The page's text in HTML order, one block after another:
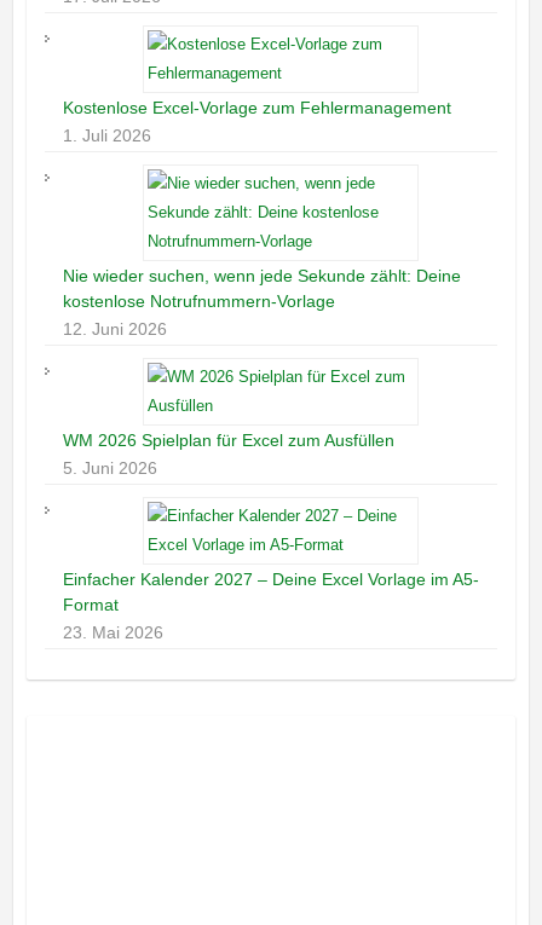
Kostenlose Excel-Vorlage zum Fehlermanagement
1. Juli 2026
Nie wieder suchen, wenn jede Sekunde zählt: Deine
kostenlose Notrufnummern-Vorlage
12. Juni 2026
WM 2026 Spielplan für Excel zum Ausfüllen
5. Juni 2026
Einfacher Kalender 2027 – Deine Excel Vorlage im A5-
Format
23. Mai 2026